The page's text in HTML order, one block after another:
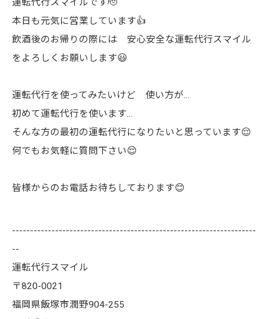
運転代行スマイルです🫡
本日も元気に営業しています👍
飲酒後のお帰りの際には 安心安全な運転代行スマイル
をよろしくお願いします😃
運転代行を使ってみたいけど 使い方が…
初めて運転代行を使います…
そんな方の最初の運転代行になりたいと思っています😌
何でもお気軽に質問下さい😌
皆様からのお電話お待ちしております😊
--------------------------------------------------------------------
--
運転代行スマイル
〒820-0021
福岡県飯塚市潤野904-255